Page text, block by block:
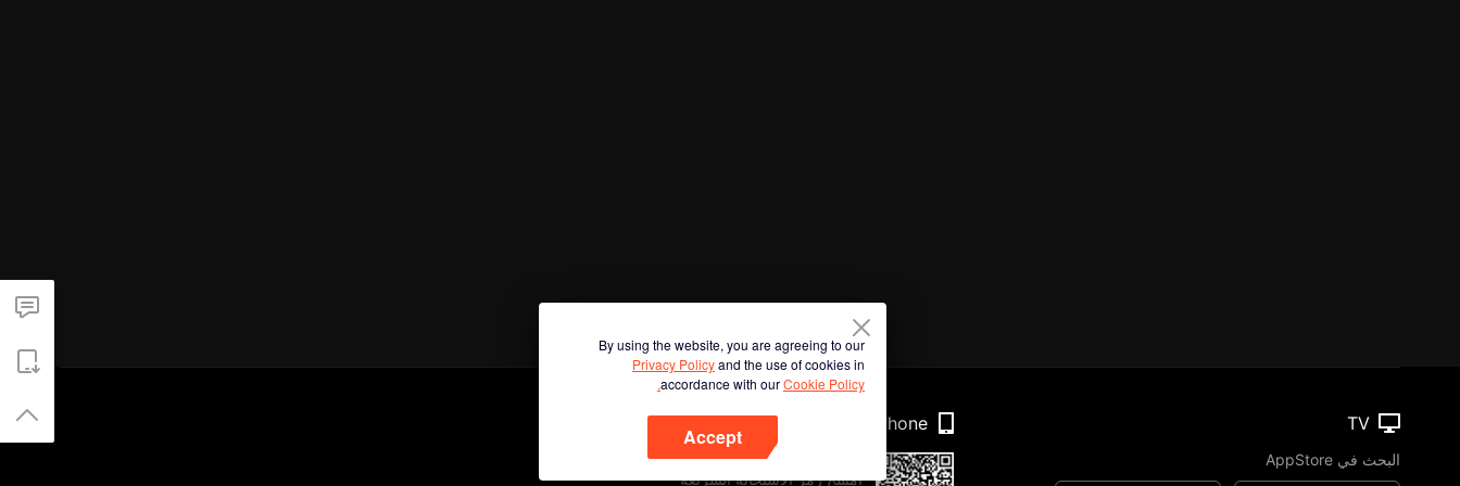
By using the website, you are agreeing to our
Privacy Policyand the use of cookies in
accordance with ourCookie Policy.
Accept
TV
البحث في AppStore
Phone
امسح رمز الاستجابة السريعة